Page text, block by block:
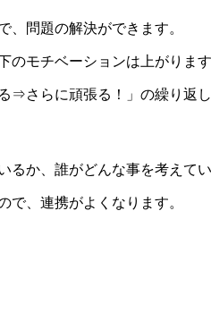
、問題の解決ができます。
のモチベーションは上がります
⇒さらに頑張る！」の繰り返し
るか、誰がどんな事を考えて
で、連携がよくなります。